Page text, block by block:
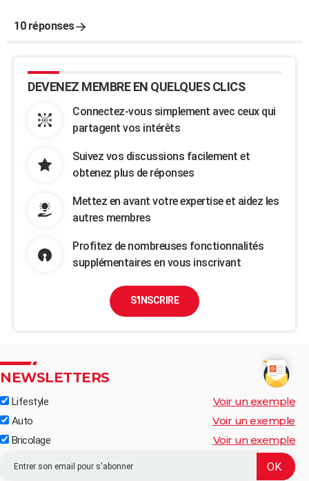
10 réponses
DEVENEZ MEMBRE EN QUELQUES CLICS
Connectez-vous simplement avec ceux qui
partagent vos intérêts
Suivez vos discussions facilement et
obtenez plus de réponses
Mettez en avant votre expertise et aidez les
autres membres
Profitez de nombreuses fonctionnalités
supplémentaires en vous inscrivant
S'INSCRIRE
NEWSLETTERS
Lifestyle Voir un exemple
Auto Voir un exemple
Bricolage Voir un exemple